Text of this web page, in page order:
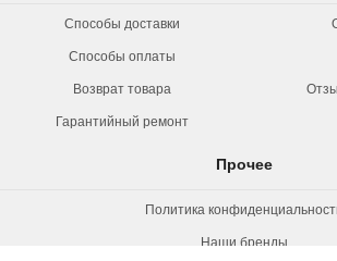
Способы доставки
Способы оплаты
Возврат товара
Гарантийный ремонт
Прочее
Политика
Наши бренды